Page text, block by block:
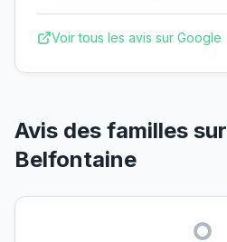
Voir tous les avis sur Google
Avis des familles sur
Belfontaine